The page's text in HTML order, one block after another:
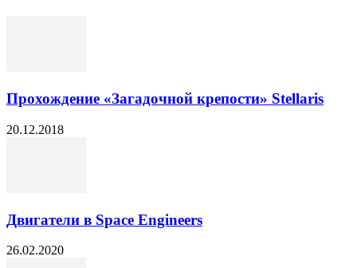
Прохождение «Загадочной крепости» Stellaris
20.12.2018
Двигатели в Space Engineers
26.02.2020